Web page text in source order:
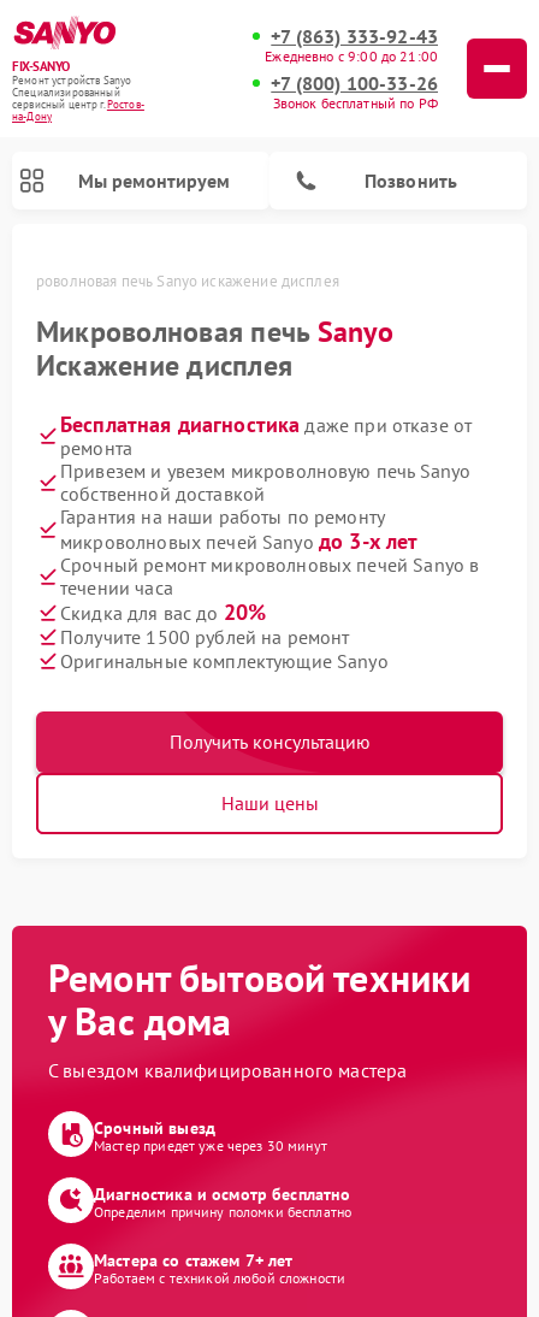
FIX-SANYO
Ремонт устройств Sanyo
Специализированный
cервисный центр г.Ростов-
на-Дону
+7 (863) 333-92-43
Ежедневно с 9:00 до 21:00
+7 (800) 100-33-26
Звонок бесплатный по РФ
Мы ремонтируем Позвонить
Микроволновая печь Sanyo искажение дисплея
Микроволновая печьSanyo
Искажение дисплея
Бесплатная диагностика даже при отказе от
ремонта
Привезем и увезем микроволновую печь Sanyo
собственной доставкой
Гарантия на наши работы по ремонту
микроволновых печей Sanyo до 3-х лет
Срочный ремонт микроволновых печей Sanyo в
течении часа
Скидка для вас до 20%
Получите 1500 рублей на ремонт
Оригинальные комплектующие Sanyo
Получить консультацию
Наши цены
Ремонт бытовой техники
у Вас дома
С выездом квалифицированного мастера
Срочный выезд
Мастер приедет уже через 30 минут
Диагностика и осмотр бесплатно
Определим причину поломки бесплатно
Мастера со стажем 7+ лет
Работаем с техникой любой сложности